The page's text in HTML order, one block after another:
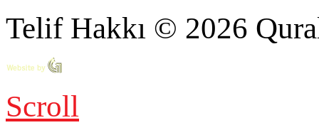
Telif Hakkı © 2026
Scroll